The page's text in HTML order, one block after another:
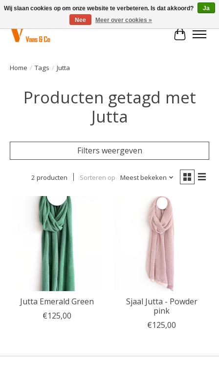
Home / Tags / Jutta
Producten getagd met
Jutta
Filters weergeven
2 producten Sorteren op Meest bekeken
Jutta Emerald Green
€125,00
Sjaal Jutta - Powder
pink
€125,00
Wij slaan cookies op om onze website te verbeteren. Is dat akkoord?
Ja
Nee
Meer over cookies »